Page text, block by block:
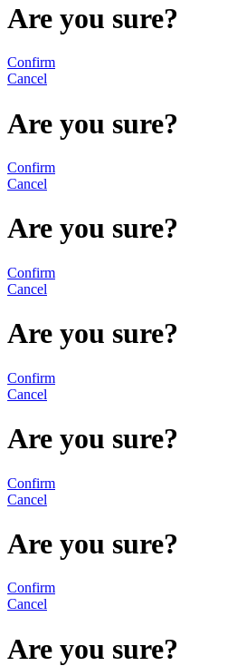
Are you sure?
Confirm
Cancel
Are you sure?
Confirm
Cancel
Are you sure?
Confirm
Cancel
Are you sure?
Confirm
Cancel
Are you sure?
Confirm
Cancel
Are you sure?
Confirm
Cancel
Are you sure?